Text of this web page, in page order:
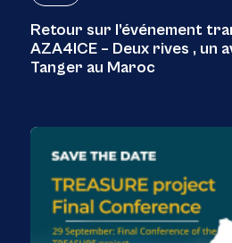
Retour sur l’événement
AZA4ICE – Deux rives , un
Tanger au Maroc